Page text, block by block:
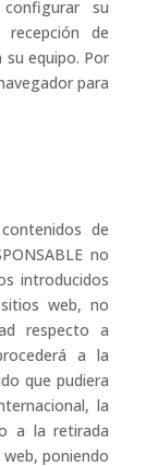
su
de
su equipo. Por
para
de
no
introducidos
web, no
respecto a
a la
que pudiera
la
a la retirada
poniendo